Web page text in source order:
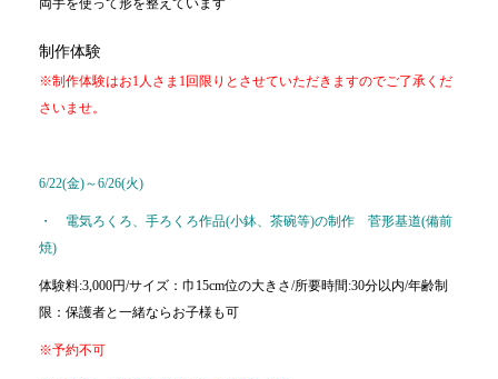
両手を使って形を整えています
制作体験
※制作体験はお1人さま1回限りとさせていただきますのでご了承くだ
さいませ。
6/22(金)～6/26(火)
・ 電気ろくろ、手ろくろ作品(小鉢、茶碗等)の制作 菅形基道(備前
焼)
体験料:3,000円/サイズ：巾15cm位の大きさ/所要時間:30分以内/年齢制
限：保護者と一緒ならお子様も可
※予約不可